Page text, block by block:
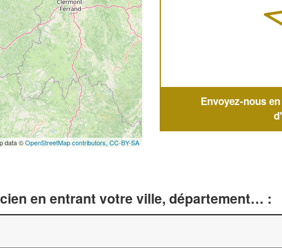
data ©OpenStreetMap contributors, CC-BY-SA
Envoyez-nous
en entrant votre ville, département… :